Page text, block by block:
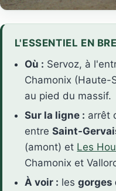
L'ESSENTIEL EN
Où : Servoz, à
Chamonix (Haute-
au pied du massif.
Sur la ligne : arrêt
entreSaint-
(amont) et Les
Chamonix et
À voir : lesgorges